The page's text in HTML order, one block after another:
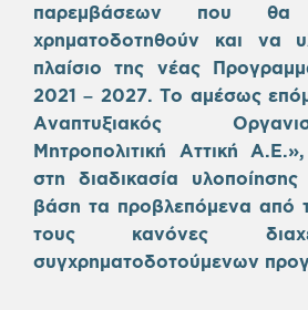
παρεμβάσεων που
χρηματοδοτηθούν και να
πλαίσιο της νέας
2021 – 2027. Το αμέσως
Αναπτυξιακός
Μητροπολιτική Αττική
στη διαδικασία
βάση τα προβλεπόμενα από
τους κανόνες
συγχρηματοδοτούμενων